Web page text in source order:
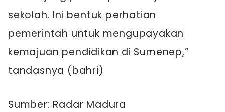
sekolah. Ini bentuk perhatian
pemerintah untuk mengupayakan
kemajuan pendidikan di Sumenep,”
tandasnya (bahri)
Sumber: Radar Madura